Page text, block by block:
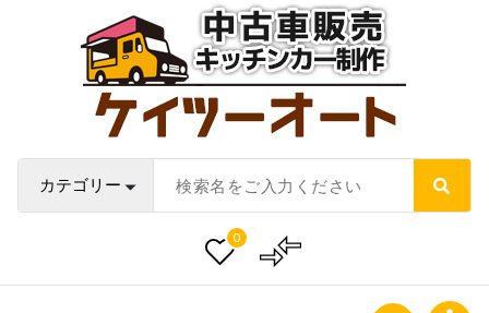
中古車販売・キッチンカー販売製作サイト
0